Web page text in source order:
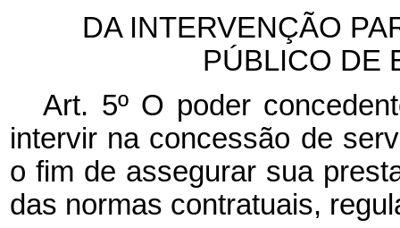
DA INTERVENÇÃO
PÚBLICO DE
Art. 5º O poder
intervir na concessão de
o fim de assegurar sua
das normas contratuais,